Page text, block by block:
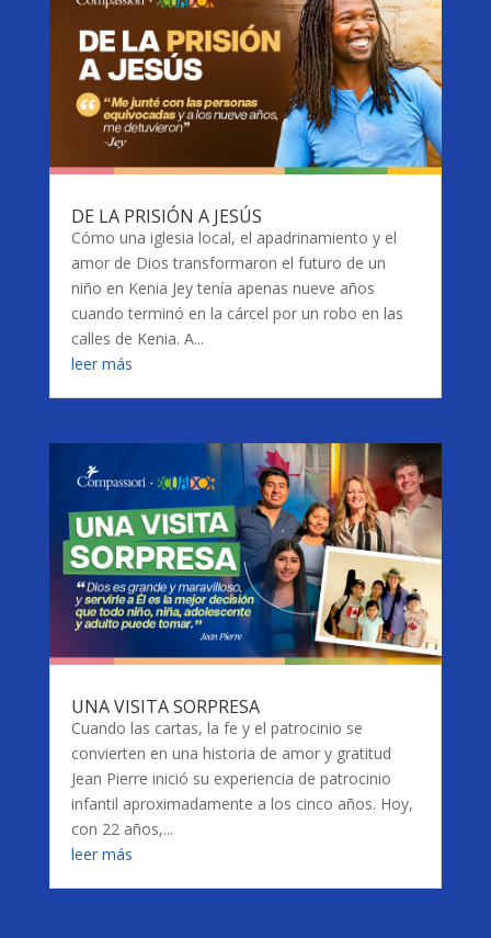
DE LA PRISIÓN A JESÚS
Cómo una iglesia local, el apadrinamiento y el
amor de Dios transformaron el futuro de un
niño en Kenia Jey tenía apenas nueve años
cuando terminó en la cárcel por un robo en las
calles de Kenia. A...
leer más
UNA VISITA SORPRESA
Cuando las cartas, la fe y el patrocinio se
convierten en una historia de amor y gratitud
Jean Pierre inició su experiencia de patrocinio
infantil aproximadamente a los cinco años. Hoy,
con 22 años,...
leer más